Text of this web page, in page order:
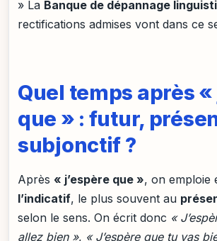
» La Banque de dépannage
rectifications admises vont dans ce
Quel temps après «
que » : futur,
subjonctif ?
Après « j’espère que », on emploie
l’indicatif, le plus souvent au
selon le sens. On écrit donc «
allez bien », « J’espère que tu vas